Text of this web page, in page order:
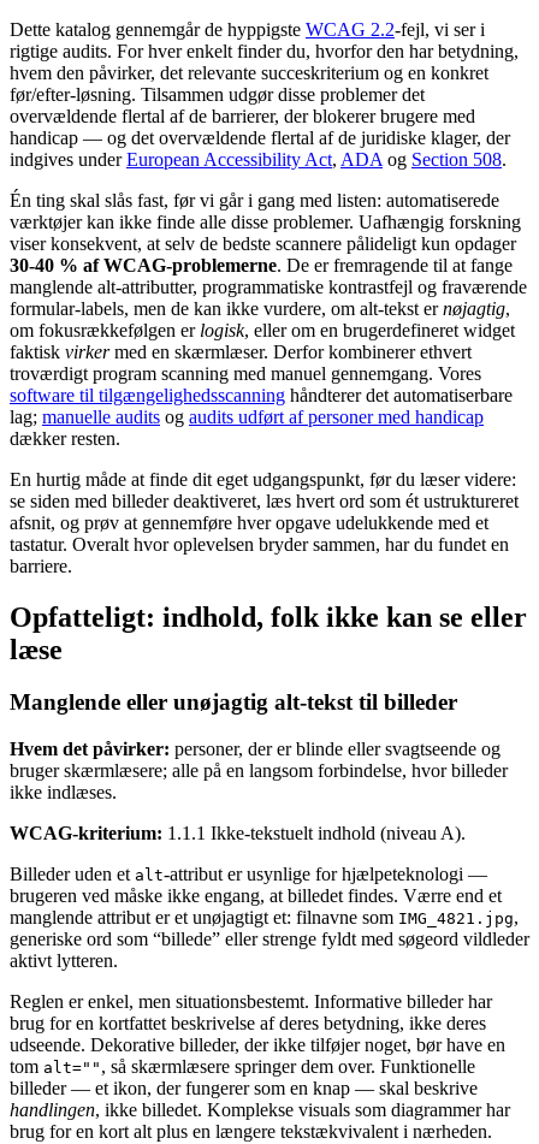
Dette katalog gennemgår de hyppigste WCAG 2.2-fejl, vi ser i
rigtige audits. For hver enkelt finder du, hvorfor den har betydning,
hvem den påvirker, det relevante succeskriterium og en konkret
før/efter-løsning. Tilsammen udgør disse problemer det
overvældende flertal af de barrierer, der blokerer brugere med
handicap — og det overvældende flertal af de juridiske klager, der
indgives underEuropean Accessibility Act, ADA og Section 508.
Én ting skal slås fast, før vi går i gang med listen: automatiserede
værktøjer kan ikke finde alle disse problemer. Uafhængig forskning
viser konsekvent, at selv de bedste scannere pålideligt kun opdager
30-40 % af WCAG-problemerne. De er fremragende til at fange
manglende alt-attributter, programmatiske kontrastfejl og fraværende
formular-labels, men de kan ikke vurdere, om alt-tekst ernøjagtig,
om fokusrækkefølgen er logisk, eller om en brugerdefineret widget
faktisk virkermed en skærmlæser. Derfor kombinerer ethvert
troværdigt program scanning med manuel gennemgang. Vores
software til tilgængelighedsscanning håndterer det automatiserbare
lag; manuelle audits og audits udført af personer med handicap
dækker resten.
En hurtig måde at finde dit eget udgangspunkt, før du læser videre:
se siden med billeder deaktiveret, læs hvert ord som ét ustruktureret
afsnit, og prøv at gennemføre hver opgave udelukkende med et
tastatur. Overalt hvor oplevelsen bryder sammen, har du fundet en
barriere.
Opfatteligt: indhold, folk ikke kan se eller
læse
Manglende eller unøjagtig alt-tekst til billeder
Hvem det påvirker: personer, der er blinde eller svagtseende og
bruger skærmlæsere; alle på en langsom forbindelse, hvor billeder
ikke indlæses.
WCAG-kriterium: 1.1.1 Ikke-tekstuelt indhold (niveau A).
Billeder uden et alt-attribut er usynlige for hjælpeteknologi —
brugeren ved måske ikke engang, at billedet findes. Værre end et
manglende attribut er et unøjagtigt et: filnavne som IMG_4821.jpg,
generiske ord som “billede” eller strenge fyldt med søgeord vildleder
aktivt lytteren.
Reglen er enkel, men situationsbestemt. Informative billeder har
brug for en kortfattet beskrivelse af deres betydning, ikke deres
udseende. Dekorative billeder, der ikke tilføjer noget, bør have en
tom alt="" , så skærmlæsere springer dem over. Funktionelle
billeder — et ikon, der fungerer som en knap — skal beskrive
handlingen, ikke billedet. Komplekse visuals som diagrammer har
brug for en kort alt plus en længere tekstækvivalent i nærheden.